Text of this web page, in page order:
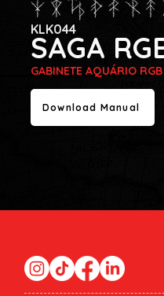
SAGA
KLK044
GABINETE AQUÁRIO
Download Manual